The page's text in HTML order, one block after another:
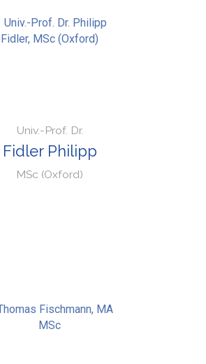
Univ.-Prof. Dr.
Fidler Philipp
MSc (Oxford)